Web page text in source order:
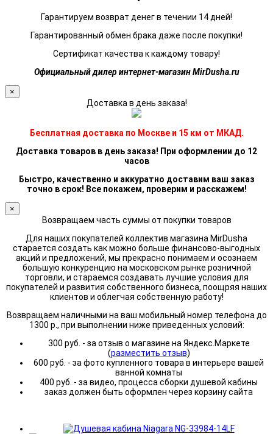
Гарантируем возврат денег в течении 14 дней!
Гарантированный обмен брака даже после покупки!
Сертификат качества к каждому товару!
Официальный дилер интернет-магазин MirDusha.ru
×
Доставка в день заказа!
Бесплатная доставка по Москве и 15 км от МКАД.
Доставка товаров в день заказа! При оформлении до 12
часов
Быстро, качественно и аккуратно доставим ваш заказ
точно в срок! Все покажем, проверим и расскажем!
×
Возвращаем часть суммы от покупки товаров
Для наших покупателей коллектив магазина MirDusha
старается создать как можно больше финансово-выгодных
акций и предложений, мы прекрасно понимаем и осознаем
большую конкуренцию на московском рынке розничной
торговли, и стараемся создавать лучшие условия для
покупателей и развития собственного бизнеса, поощряя наших
клиентов и облегчая собственную работу!
Возвращаем наличными на ваш мобильный номер телефона до
1300 р., при выполнении ниже приведенных условий:
300 руб. - за отзыв о магазине на Яндекс.Маркете
(разместить отзыв)
600 руб. - за фото купленного товара в интерьере вашей
ванной комнаты
400 руб. - за видео, процесса сборки душевой кабины
заказ должен быть оформлен через корзину сайта